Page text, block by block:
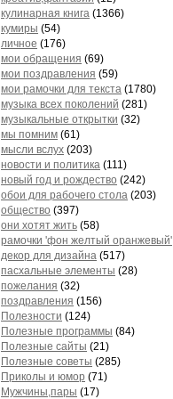
кулинарная книга (1366)
кумиры (54)
личное (176)
мои обращения (69)
мои поздравления (59)
мои рамочки для текста (1780)
музыка всех поколений (281)
музыкальные открытки (32)
мы помним (61)
мысли вслух (203)
новости и политика (111)
новый год и рождество (242)
обои для рабочего стола (203)
общество (397)
они хотят жить (58)
рамочки 'фон желтый оранжевый'
декор для дизайна (517)
пасхальные элементы (28)
пожелания (32)
поздравления (156)
Полезности (124)
Полезные программы (84)
Полезные сайты (21)
Полезные советы (285)
Приколы и юмор (71)
Мужчины,пары (17)